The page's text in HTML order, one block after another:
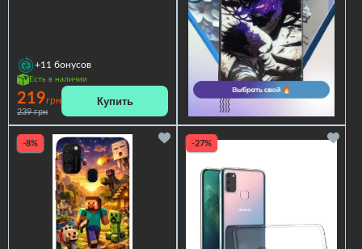
+11 бонусов
Есть в наличии
219грн
239 грн
Купить
-8% -27%